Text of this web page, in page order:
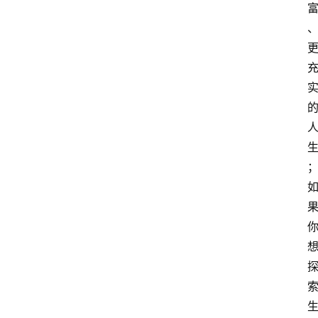
富
、
更
充
实
的
人
生
；
如
果
你
想
探
索
生